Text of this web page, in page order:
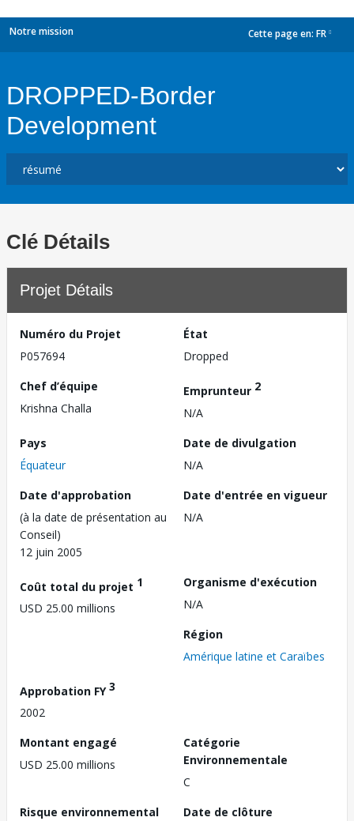
Notre mission Cette page en: FR
DROPPED-Border
Development
Clé Détails
Projet Détails
Numéro du Projet
P057694
État
Dropped
Chef d’équipe
Krishna Challa
Emprunteur 2
N/A
Pays
Équateur
Date de divulgation
N/A
Date d'approbation
(à la date de présentation au
Conseil)
12 juin 2005
Date d'entrée en vigueur
N/A
Coût total du projet 1
USD 25.00 millions
Organisme d'exécution
N/A
Région
Amérique latine et Caraïbes
Approbation FY3
2002
Montant engagé
USD 25.00 millions
Catégorie
Environnementale
C
Risque environnemental
Date de clôture